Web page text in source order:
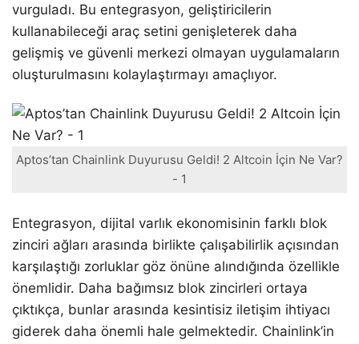
vurguladı. Bu entegrasyon, geliştiricilerin
kullanabileceği araç setini genişleterek daha
gelişmiş ve güvenli merkezi olmayan uygulamaların
oluşturulmasını kolaylaştırmayı amaçlıyor.
Aptos’tan Chainlink Duyurusu Geldi! 2 Altcoin İçin Ne Var?
- 1
Entegrasyon, dijital varlık ekonomisinin farklı blok
zinciri ağları arasında birlikte çalışabilirlik açısından
karşılaştığı zorluklar göz önüne alındığında özellikle
önemlidir. Daha bağımsız blok zincirleri ortaya
çıktıkça, bunlar arasında kesintisiz iletişim ihtiyacı
giderek daha önemli hale gelmektedir. Chainlink’in